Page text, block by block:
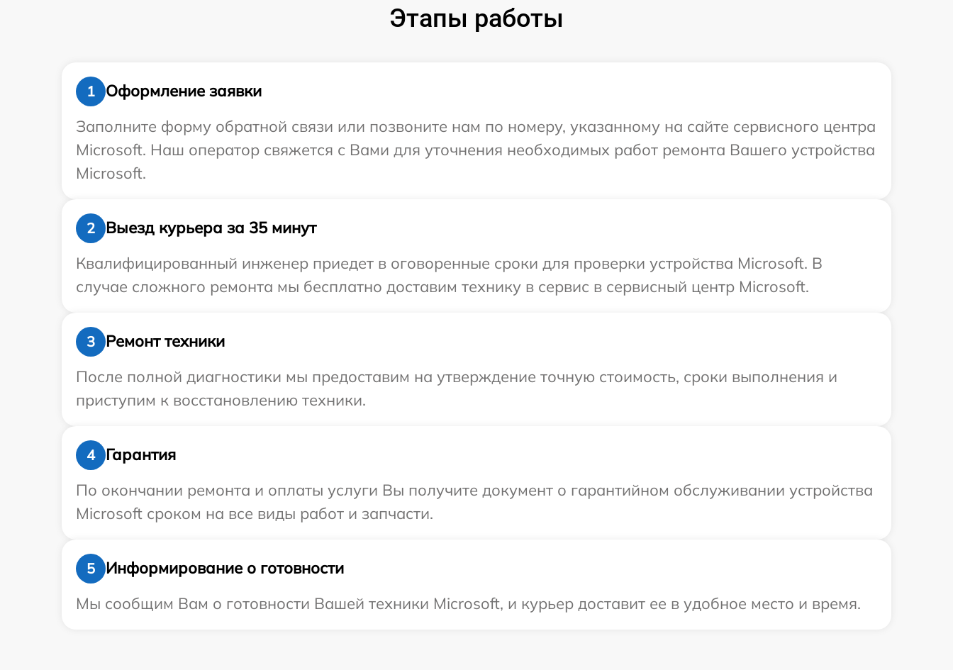
Этапы работы
1
Оформление заявки
Заполните форму обратной связи или позвоните нам по номеру, указанному на сайте сервисного центра
Microsoft. Наш оператор свяжется с Вами для уточнения необходимых работ ремонта Вашего устройства
Microsoft.
2
Выезд курьера за 35 минут
Квалифицированный инженер приедет в оговоренные сроки для проверки устройства Microsoft. В
случае сложного ремонта мы бесплатно доставим технику в сервис в сервисный центр Microsoft.
3
Ремонт техники
После полной диагностики мы предоставим на утверждение точную стоимость, сроки выполнения и
приступим к восстановлению техники.
4
Гарантия
По окончании ремонта и оплаты услуги Вы получите документ о гарантийном обслуживании устройства
Microsoft сроком на все виды работ и запчасти.
5
Информирование о готовности
Мы сообщим Вам о готовности Вашей техники Microsoft, и курьер доставит ее в удобное место и время.